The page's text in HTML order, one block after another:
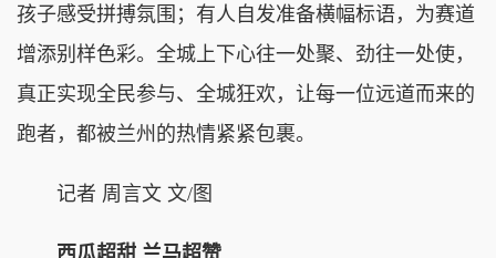
孩子感受拼搏氛围；有人自发准备横幅标语，为赛道
增添别样色彩。全城上下心往一处聚、劲往一处使，
真正实现全民参与、全城狂欢，让每一位远道而来的
跑者，都被兰州的热情紧紧包裹。
记者 周言文 文/图